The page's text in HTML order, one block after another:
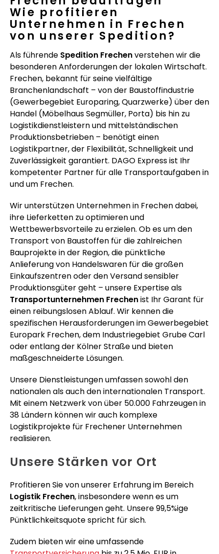
Wie profitieren
Unternehmen in Frechen
von unserer Spedition?
Als führende Spedition Frechenverstehen wir die
besonderen Anforderungen der lokalen Wirtschaft.
Frechen, bekannt für seine vielfältige
Branchenlandschaft – von der Baustoffindustrie
(Gewerbegebiet Europaring, Quarzwerke) über den
Handel (Möbelhaus Segmüller, Porta) bis hin zu
Logistikdienstleistern und mittelständischen
Produktionsbetrieben – benötigt einen
Logistikpartner, der Flexibilität, Schnelligkeit und
Zuverlässigkeit garantiert. DAGO Express ist Ihr
kompetenter Partner für alle Transportaufgaben in
und um Frechen.
Wir unterstützen Unternehmen in Frechen dabei,
ihre Lieferketten zu optimieren und
Wettbewerbsvorteile zu erzielen. Ob es um den
Transport von Baustoffen für die zahlreichen
Bauprojekte in der Region, die pünktliche
Anlieferung von Handelswaren für die großen
Einkaufszentren oder den Versand sensibler
Produktionsgüter geht – unsere Expertise als
Transportunternehmen Frechenist Ihr Garant für
einen reibungslosen Ablauf. Wir kennen die
spezifischen Herausforderungen im Gewerbegebiet
Europark Frechen, dem Industriegebiet Grube Carl
oder entlang der Kölner Straße und bieten
maßgeschneiderte Lösungen.
Unsere Dienstleistungen umfassen sowohl den
nationalen als auch den internationalen Transport.
Mit einem Netzwerk von über 50.000 Fahrzeugen in
38 Ländern können wir auch komplexe
Logistikprojekte für Frechener Unternehmen
realisieren.
Unsere Stärken vor Ort
Profitieren Sie von unserer Erfahrung im Bereich
Logistik Frechen, insbesondere wenn es um
zeitkritische Lieferungen geht. Unsere 99,5%ige
Pünktlichkeitsquote spricht für sich.
Zudem bieten wir eine umfassende